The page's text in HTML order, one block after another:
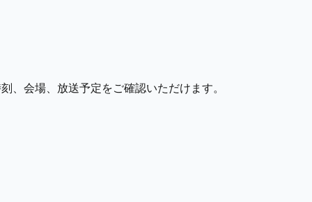
会場、放送予定をご確認いただけます。